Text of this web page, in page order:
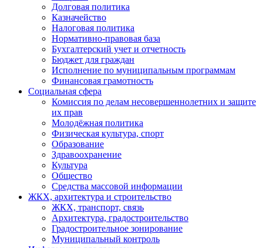
Долговая политика
Казначейство
Налоговая политика
Нормативно-правовая база
Бухгалтерский учет и отчетность
Бюджет для граждан
Исполнение по муниципальным программам
Финансовая грамотность
Социальная сфера
Комиссия по делам несовершеннолетних и защите
их прав
Молодёжная политика
Физическая культура, спорт
Образование
Здравоохранение
Культура
Общество
Средства массовой информации
ЖКХ, архитектура и строительство
ЖКХ, транспорт, связь
Архитектура, градостроительство
Градостроительное зонирование
Муниципальный контроль